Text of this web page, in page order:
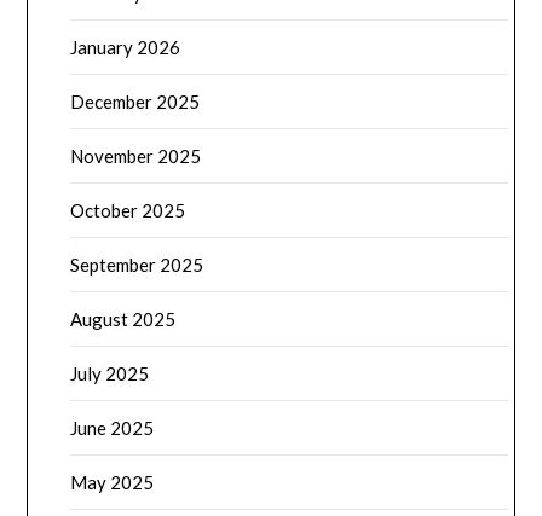
January 2026
December 2025
November 2025
October 2025
September 2025
August 2025
July 2025
June 2025
May 2025